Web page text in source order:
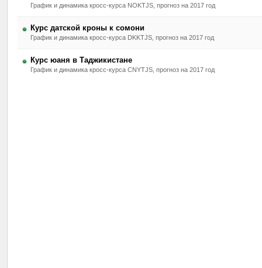
График и динамика кросс-курса NOKTJS, прогноз на 2017 год
Курс датской кроны к сомони
График и динамика кросс-курса DKKTJS, прогноз на 2017 год
Курс юаня в Таджикистане
График и динамика кросс-курса CNYTJS, прогноз на 2017 год